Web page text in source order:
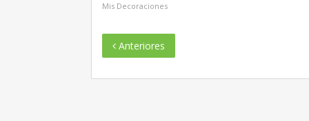
Mis Decoraciones
Anteriores